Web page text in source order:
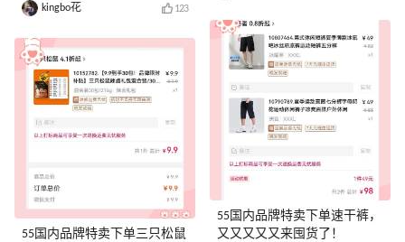
kingbo花 123
55国内品牌特卖下单三只松鼠
55国内品牌特卖下单速干裤，
又又又又又来囤货了！